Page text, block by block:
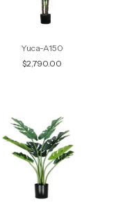
Yuca-A150
$2,790.00